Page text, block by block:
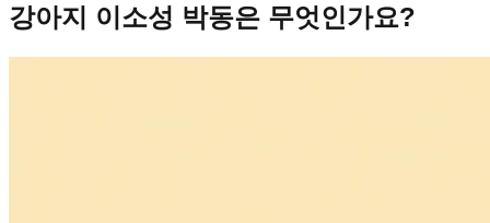
강아지 이소성 박동은 무엇인가요?